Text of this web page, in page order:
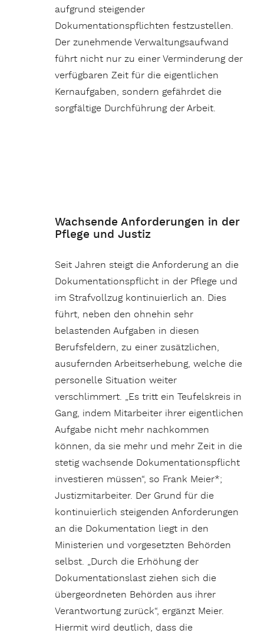
aufgrund steigender
Dokumentationspflichten festzustellen.
Der zunehmende Verwaltungsaufwand
führt nicht nur zu einer Verminderung der
verfügbaren Zeit für die eigentlichen
Kernaufgaben, sondern gefährdet die
sorgfältige Durchführung der Arbeit.
Wachsende Anforderungen in der
Pflege und Justiz
Seit Jahren steigt die Anforderung an die
Dokumentationspflicht in der Pflege und
im Strafvollzug kontinuierlich an. Dies
führt, neben den ohnehin sehr
belastenden Aufgaben in diesen
Berufsfeldern, zu einer zusätzlichen,
ausufernden Arbeitserhebung, welche die
personelle Situation weiter
verschlimmert. „Es tritt ein Teufelskreis in
Gang, indem Mitarbeiter ihrer eigentlichen
Aufgabe nicht mehr nachkommen
können, da sie mehr und mehr Zeit in die
stetig wachsende Dokumentationspflicht
investieren müssen“, so Frank Meier*;
Justizmitarbeiter. Der Grund für die
kontinuierlich steigenden Anforderungen
an die Dokumentation liegt in den
Ministerien und vorgesetzten Behörden
selbst. „Durch die Erhöhung der
Dokumentationslast ziehen sich die
übergeordneten Behörden aus ihrer
Verantwortung zurück“, ergänzt Meier.
Hiermit wird deutlich, dass die